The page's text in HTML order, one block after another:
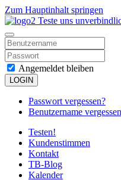
Zum Hauptinhalt springen
Angemeldet bleiben
LOGIN
Passwort vergessen?
Benutzername
Testen!
Kundenstimmen
Kontakt
TB-Blog
Kalender